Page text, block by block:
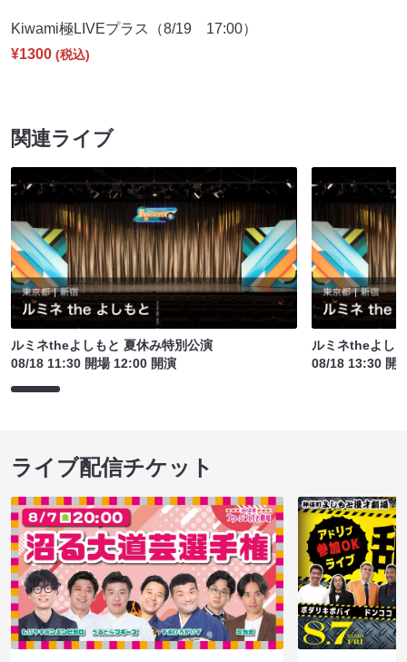
Kiwami極LIVEプラス（8/19 17:00）
¥1300 (税込)
関連ライブ
ルミネtheよしもと 夏休み特別公演
08/18 11:30 開場 12:00 開演
ルミネtheよし
08/18 13:30 開
ライブ配信チケット